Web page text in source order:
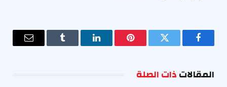
فيسبوك تويتر بينتيريستلينكدإن Tumblr
البريد
المقالاتذات الصلة